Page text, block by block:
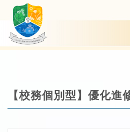
【校務個別型】優化進